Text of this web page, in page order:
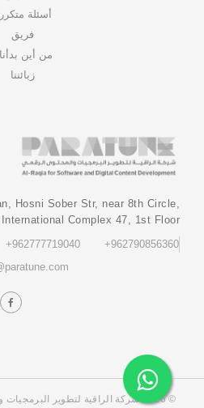
أسئلة
فريق
من أين
زبائننا
Hosni Sober Str, near 8th Circle,
International Complex 47, 1st Floor
‎+962790856360‎
‎+962777719040‎
© 2026 شركة الراقية لتطوير